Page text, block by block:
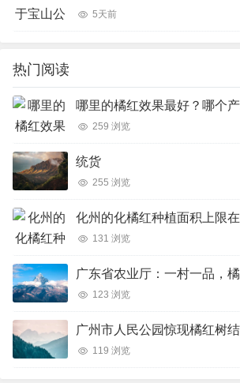
5天前
热门阅读
哪里的橘红效果最好？哪个
259 浏览
统货
255 浏览
化州的化橘红种植面积上限
131 浏览
广东省农业厅：一村一品，
123 浏览
广州市人民公园惊现橘红树
119 浏览